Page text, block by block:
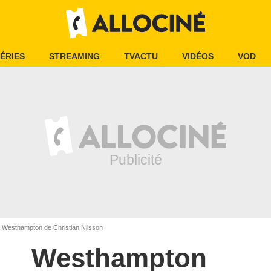
STREAMING TVACTU VIDÉOS VOD
Westhampton de Christian Nilsson
Westhampton